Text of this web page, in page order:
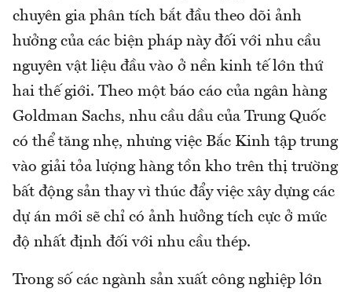
chuyên gia phân tích bắt đầu theo dõi ảnh
hưởng của các biện pháp này đối với nhu cầu
nguyên vật liệu đầu vào ở nền kinh tế lớn thứ
hai thế giới. Theo một báo cáo của ngân hàng
Goldman Sachs, nhu cầu dầu của Trung Quốc
có thể tăng nhẹ, nhưng việc Bắc Kinh tập trung
vào giải tỏa lượng hàng tồn kho trên thị trường
bất động sản thay vì thúc đẩy việc xây dựng các
dự án mới sẽ chỉ có ảnh hưởng tích cực ở mức
độ nhất định đối với nhu cầu thép.
Trong số các ngành sản xuất công nghiệp lớn